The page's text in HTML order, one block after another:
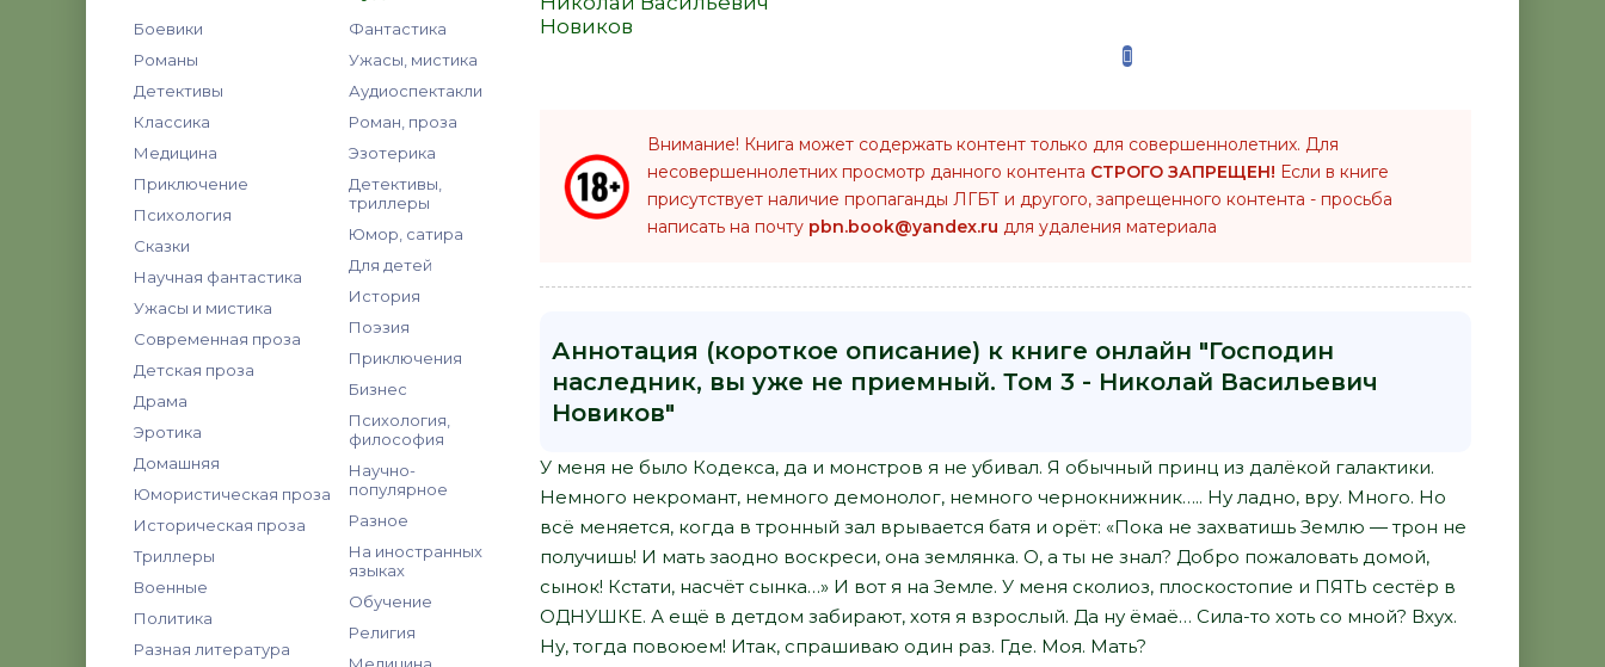
Боевики
Романы
Детективы
Классика
Медицина
Приключение
Психология
Сказки
Научная фантастика
Ужасы и мистика
Современная проза
Детская проза
Драма
Эротика
Домашняя
Юмористическая проза
Историческая проза
Триллеры
Военные
Политика
Разная литература
Фантастика
Ужасы, мистика
Аудиоспектакли
Роман, проза
Эзотерика
Детективы,
триллеры
Юмор, сатира
Для детей
История
Поэзия
Приключения
Бизнес
Психология,
философия
Научно-
популярное
Разное
На иностранных
языках
Обучение
Религия
Новиков
Внимание! Книга может содержать контент только для совершеннолетних. Для
несовершеннолетних просмотр данного контента СТРОГО ЗАПРЕЩЕН! Если в книге
присутствует наличие пропаганды ЛГБТ и другого, запрещенного контента - просьба
написать на почту pbn.book@yandex.ru для удаления материала
Аннотация (короткое описание) к книге онлайн "Господин
наследник, вы уже не приемный. Том 3 - Николай Васильевич
Новиков"
У меня не было Кодекса, да и монстров я не убивал. Я обычный принц из далёкой галактики.
Немного некромант, немного демонолог, немного чернокнижник….. Ну ладно, вру. Много. Но
всё меняется, когда в тронный зал врывается батя и орёт: «Пока не захватишь Землю — трон не
получишь! И мать заодно воскреси, она землянка. О, а ты не знал? Добро пожаловать домой,
сынок! Кстати, насчёт сынка…» И вот я на Земле. У меня сколиоз, плоскостопие и ПЯТЬ сестёр в
ОДНУШКЕ. А ещё в детдом забирают, хотя я взрослый. Да ну ёмаё… Сила-то хоть со мной? Вхух.
Ну, тогда повоюем! Итак, спрашиваю один раз. Где. Моя. Мать?